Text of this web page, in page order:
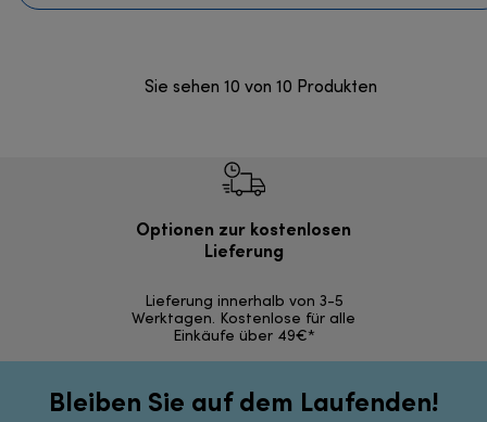
Sie sehen 10 von 10 Produkten
Optionen zur kostenlosen
Lieferung
Lieferung innerhalb von 3-5
Werktagen. Kostenlose für alle
Einkäufe über 49€*
Bleiben Sie auf dem Laufenden!